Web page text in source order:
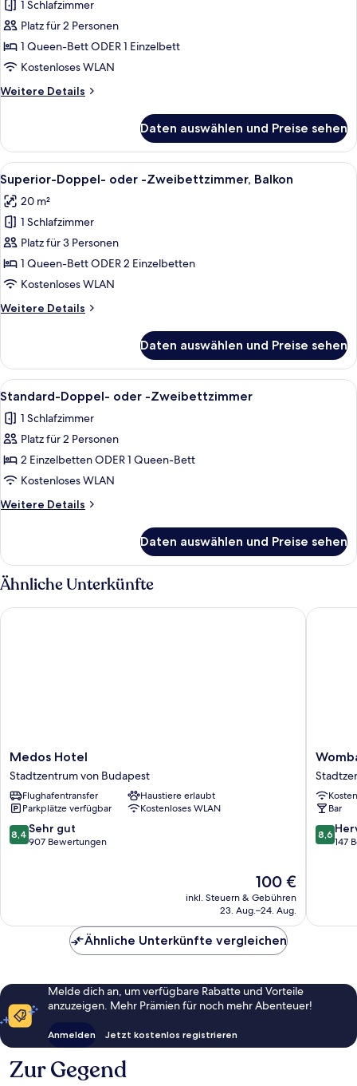
Superior-
Einzelzimmer,
Balkon
anzeigen
1 Schlafzimmer
Platz für 2 Personen
1 Queen-Bett ODER 1 Einzelbett
Kostenloses WLAN
Weitere Details
Weitere
Einzelzimmer,
Balkon
Daten auswählen und Preise sehen
Alle
Fotos
für
Superior-
Doppel-
oder
-
Balkon
Ein Hotelzimmer mit einem
10
Superior-Doppel- oder -Zweibettzimmer, Balkon
20 m²
1 Schlafzimmer
Platz für 3 Personen
1 Queen-Bett ODER 2 Einzelbetten
Kostenloses WLAN
Weitere Details
Weitere
Doppel-
oder
-
Zweibettzimmer,
Balkon
Daten auswählen und Preise sehen
Alle
Fotos
für
Standard-
Doppel-
oder
-
Zweibettzimmer
Ein Hotelzimmer mit zwei Betten,
6
Standard-Doppel- oder -Zweibettzimmer
1 Schlafzimmer
Platz für 2 Personen
2 Einzelbetten ODER 1 Queen-Bett
Kostenloses WLAN
Weitere Details
Weitere
Doppel-
oder
-
Zweibettzimmer
Daten auswählen und Preise sehen
Ähnliche Unterkünfte
Medos
Hotel
Stadtzentrum
von
Budapest
Medos Hotel
Stadtzentrum von Budapest
Flughafentransfer
Haustiere erlaubt
Parkplätze verfügbar
Kostenloses WLAN
8.4
von
8,4 Sehr gut
907 Bewertungen
Der
Preis
beträgt
100 €
inkl. Steuern & Gebühren
23. Aug.–24. Aug.
Medos Hotel
City
Hostel
von
Bar
8.6
von
8,6
147
Ähnliche Unterkünfte vergleichen
Melde dich an, um verfügbare Rabatte und Vorteile
anzuzeigen. Mehr Prämien für noch mehr Abenteuer!
Anmelden Jetzt kostenlos registrieren
Zur Gegend